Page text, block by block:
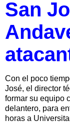
San
Con el poco
José, el director
formar su equipo
delantero, para
horas a